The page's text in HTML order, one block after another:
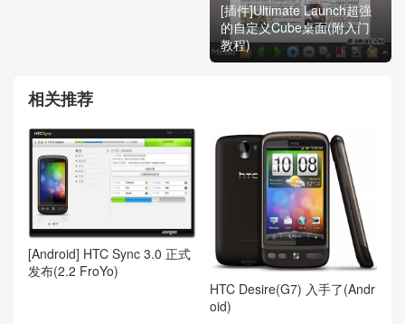
[插件]Ultimate Launch超强
的自定义Cube桌面(附入门
教程)
相关推荐
[Android] HTC Sync 3.0 正式
发布(2.2 FroYo)
HTC Desire(G7) 入手了(Andr
oid)